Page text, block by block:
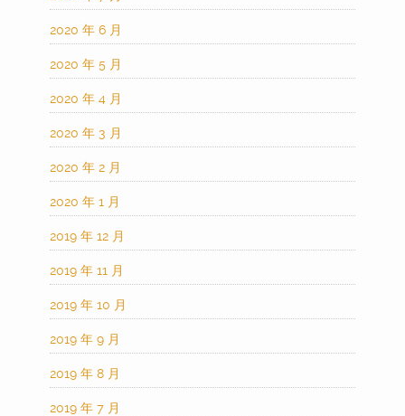
2020 年 6 月
2020 年 5 月
2020 年 4 月
2020 年 3 月
2020 年 2 月
2020 年 1 月
2019 年 12 月
2019 年 11 月
2019 年 10 月
2019 年 9 月
2019 年 8 月
2019 年 7 月